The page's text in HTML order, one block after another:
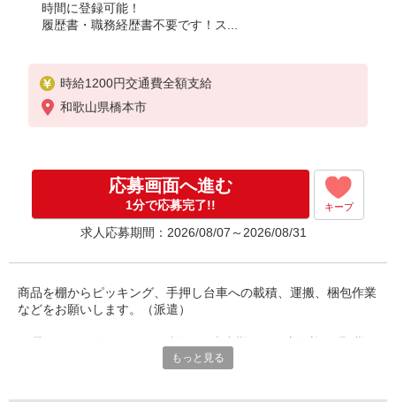
時間に登録可能！
履歴書・職務経歴書不要です！ス...
時給1200円交通費全額支給
和歌山県橋本市
応募画面へ進む
1分で応募完了!! キープ
求人応募期間：2026/08/07～2026/08/31
商品を棚からピッキング、手押し台車への載積、運搬、梱包作業
などをお願いします。（派遣）
もっと見る